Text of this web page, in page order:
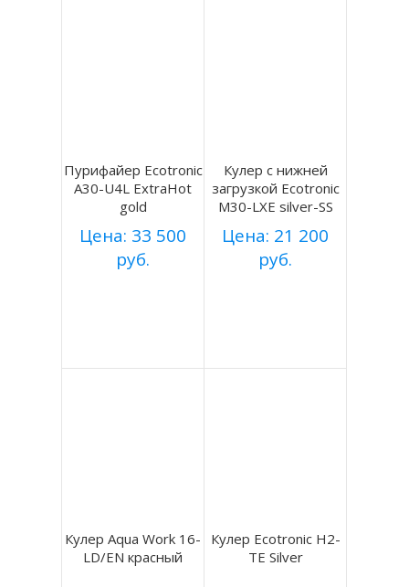
Пурифайер Ecotronic
A30-U4L ExtraHot
gold
Цена: 33 500
руб.
Кулер с нижней
загрузкой Ecotronic
M30-LXE silver-SS
Цена: 21 200
руб.
Кулер Aqua Work 16-
LD/EN красный
Кулер Ecotronic H2-
TE Silver